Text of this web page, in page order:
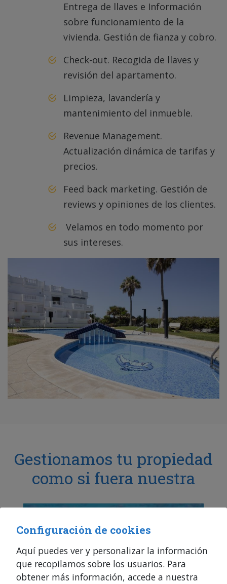
Entrega de llaves e Información
sobre funcionamiento de la
vivienda. Gestión de fianza y cobro.
Check-out. Recogida de llaves y
revisión del apartamento.
Limpieza, lavandería y
mantenimiento del inmueble.
Revenue Management.
Actualización dinámica de tarifas y
precios.
Feed back marketing. Gestión de
reviews y opiniones de los clientes.
Velamos en todo momento por
sus intereses.
Gestionamos tu propiedad
como si fuera nuestra
Configuración de cookies
Aquí puedes ver y personalizar la información
que recopilamos sobre los usuarios. Para
obtener más información, accede a nuestra